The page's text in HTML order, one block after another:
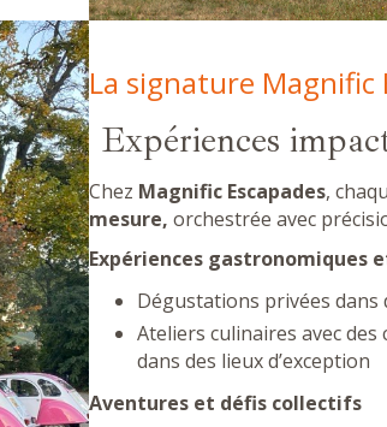
La signature Magnific
Expériences
Chez Magnific Escapades,
mesure, orchestrée avec
Expériences gastronomiques
Dégustations privées
Ateliers culinaires avec
dans des lieux d’exception
Aventures et défis collectifs